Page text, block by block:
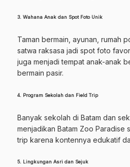
3. Wahana Anak dan Spot Foto Unik
Taman bermain, ayunan, rumah
satwa raksasa jadi spot foto
juga menjadi tempat anak-anak
bermain pasir.
4. Program Sekolah dan Field Trip
Banyak sekolah di Batam dan
menjadikan Batam Zoo Paradise
trip karena kontennya edukatif
5. Lingkungan Asri dan Sejuk